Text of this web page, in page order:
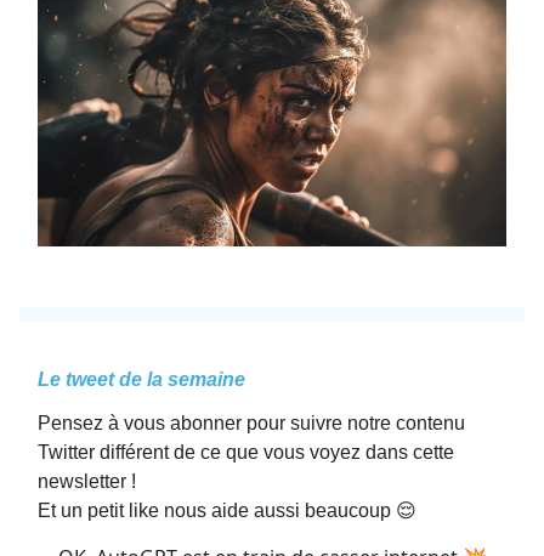
Le tweet de la semaine
Pensez à vous abonner pour suivre notre contenu
Twitter différent de ce que vous voyez dans cette
newsletter !
Et un petit like nous aide aussi beaucoup 😌